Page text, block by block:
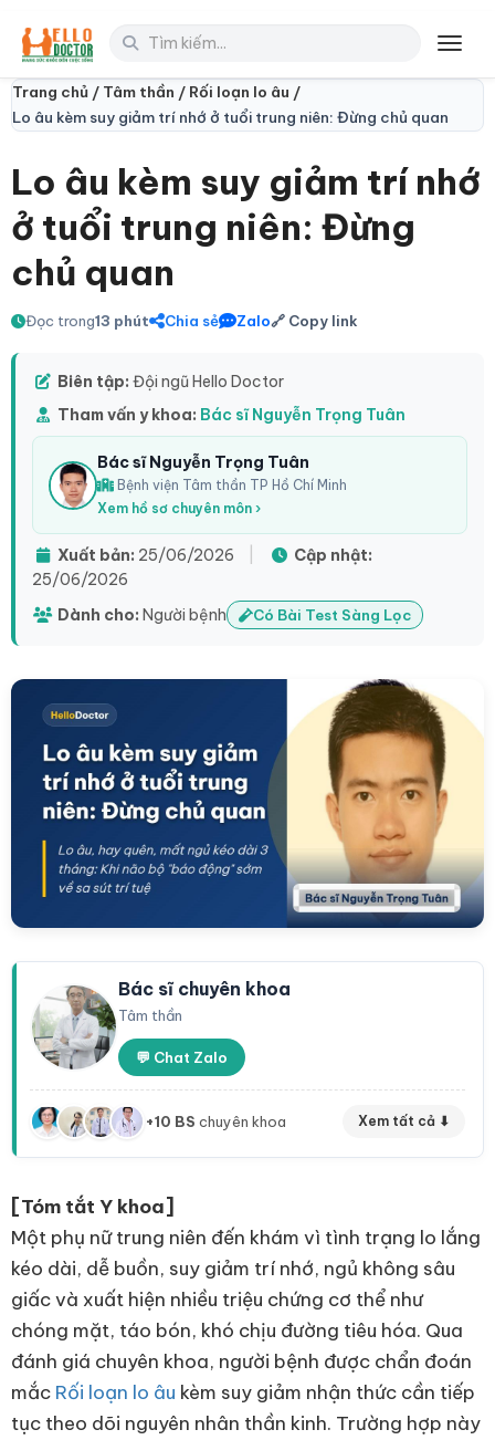
Trang chủ / Tâm thần / Rối loạn lo âu /
Lo âu kèm suy giảm trí nhớ ở tuổi trung niên: Đừng chủ quan
Lo âu kèm suy giảm trí nhớ
ở tuổi trung niên: Đừng
chủ quan
Đọc trong13 phút Chia sẻ Zalo🔗 Copy link
Biên tập: Đội ngũ Hello Doctor
Tham vấn y khoa: Bác sĩ Nguyễn Trọng Tuân
Bác sĩ Nguyễn Trọng Tuân
Bệnh viện Tâm thần TP Hồ Chí Minh
Xem hồ sơ chuyên môn ›
Xuất bản: 25/06/2026
Cập nhật:
25/06/2026
Dành cho: Người bệnh Có Bài Test Sàng Lọc
Bác sĩ chuyên khoa
Tâm thần
💬 Chat Zalo
+10 BS chuyên khoa Xem tất cả ⬇
[Tóm tắt Y khoa]
Một phụ nữ trung niên đến khám vì tình trạng lo lắng
kéo dài, dễ buồn, suy giảm trí nhớ, ngủ không sâu
giấc và xuất hiện nhiều triệu chứng cơ thể như
chóng mặt, táo bón, khó chịu đường tiêu hóa. Qua
đánh giá chuyên khoa, người bệnh được chẩn đoán
mắc Rối loạn lo âu kèm suy giảm nhận thức cần tiếp
tục theo dõi nguyên nhân thần kinh. Trường hợp này